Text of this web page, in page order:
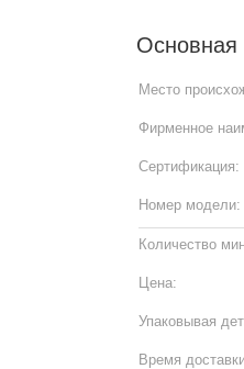
Место
Фирменное
Сертификация:
Номер модели:
Количество
Цена:
Упаковывая
Время